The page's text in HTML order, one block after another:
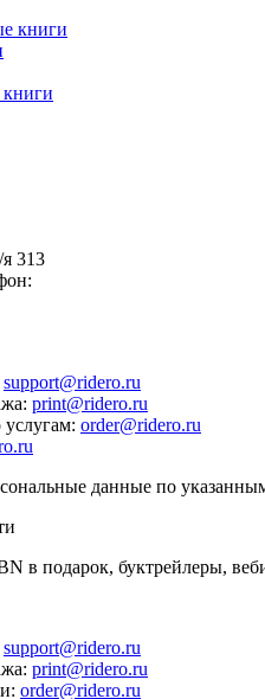
книги
я 313
:
support@ridero.ru
: print@ridero.ru
: order@ridero.ru
данные по
в подарок, буктрейлеры,
support@ridero.ru
: print@ridero.ru
: order@ridero.ru